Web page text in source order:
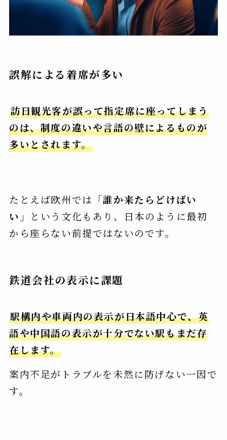
誤解による着席が多い
訪日観光客が誤って指定席に座ってしまう
のは、制度の違いや言語の壁によるものが
多いとされます。
たとえば欧州では「誰か来たらどけばい
い 」という文化もあり、日本のように最初
から座らない前提ではないのです。
鉄道会社の表示に課題
駅構内や車両内の表示が日本語中心で、英
語や中国語の表示が十分でない駅もまだ存
在します。
案内不足がトラブルを未然に防げない一因で
す。